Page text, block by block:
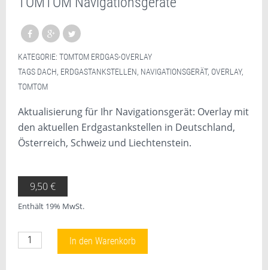
KATEGORIE: TOMTOM ERDGAS-OVERLAY
TAGS DACH, ERDGASTANKSTELLEN, NAVIGATIONSGERÄT, OVERLAY,
TOMTOM
Aktualisierung für Ihr Navigationsgerät: Overlay mit
den aktuellen Erdgastankstellen in Deutschland,
Österreich, Schweiz und Liechtenstein.
9,50€
Enthält 19% MwSt.
Overlay Erdgastankstellen D/A/CH für TOMTOM
In den Warenkorb